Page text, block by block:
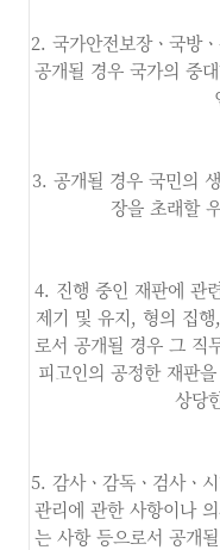
2. 국가안전보장ㆍ국방
공개될 경우 국가의 중
3. 공개될 경우 국민의
장을 초래할
4. 진행 중인 재판에 관
제기 및 유지, 형의 집
로서 공개될 경우 그 직
피고인의 공정한 재판
상당
5. 감사ㆍ감독ㆍ검사ㆍ
관리에 관한 사항이나
는 사항 등으로서 공개